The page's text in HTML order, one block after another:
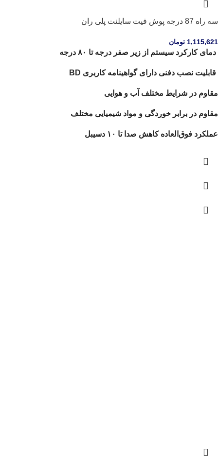
سه راه 87 درجه پوش فیت سایلنت پلی ران
1,115,621 تومان
دمای کارکرد سیستم از زیر صفر درجه تا ۸۰ درجه
قابلیت نصب دفنی دارای گواهینامه کاربری BD
مقاوم در شرایط مختلف آب و هوایی
مقاوم در برابر خوردگی و مواد شیمیایی مختلف
عملکرد فوق‌العاده کاهش صدا تا ۱۰ دسیبل